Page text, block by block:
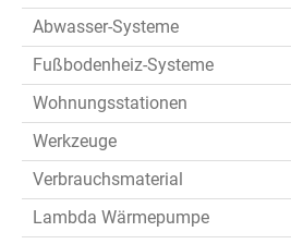
Abwasser-Systeme
Fußbodenheiz-Systeme
Wohnungsstationen
Werkzeuge
Verbrauchsmaterial
Lambda Wärmepumpe